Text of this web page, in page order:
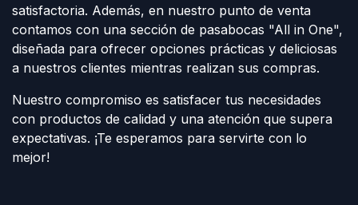
satisfactoria. Además, en nuestro punto de venta
contamos con una sección de pasabocas "All in One",
diseñada para ofrecer opciones prácticas y deliciosas
a nuestros clientes mientras realizan sus compras.
Nuestro compromiso es satisfacer tus necesidades
con productos de calidad y una atención que supera
expectativas. ¡Te esperamos para servirte con lo
mejor!